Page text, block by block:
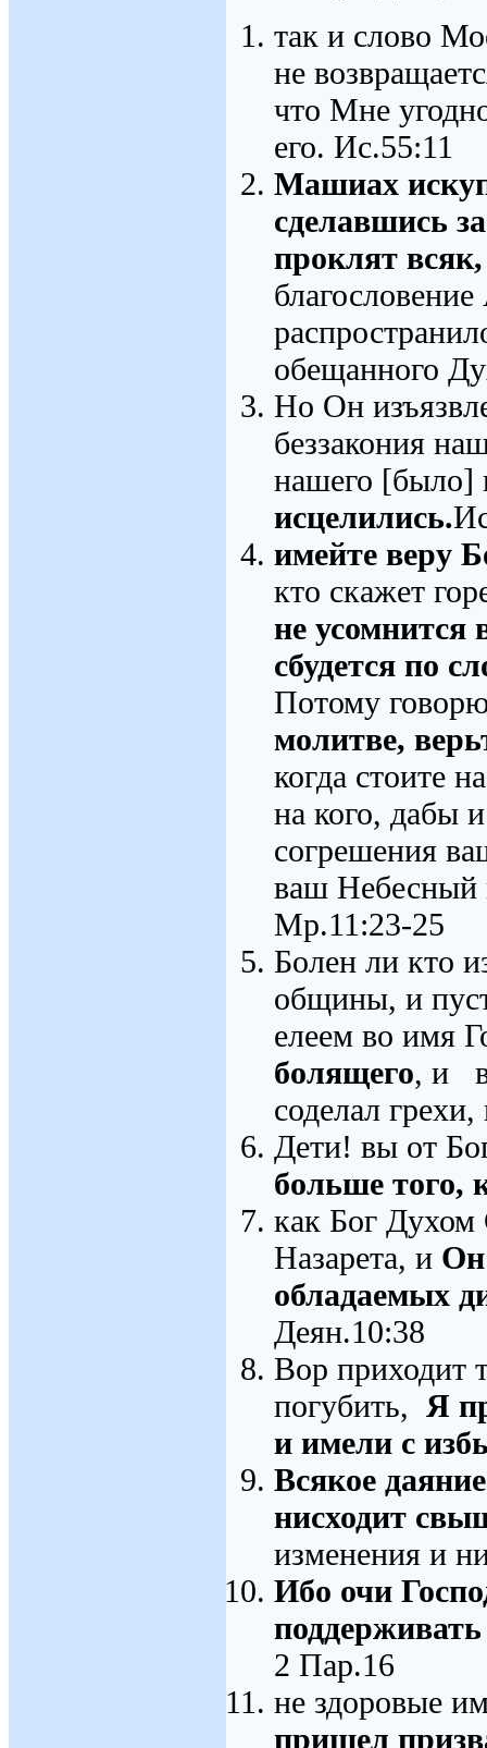
так и слово
не
что Мне
его. Ис.55:11
Машиах
сделавшись
проклят
обещанного
Но Он
беззакония
нашего
исцелились.
имейте веру
кто скажет
не усомнится
сбудется по
Потому
молитве,
когда стоите
на кого, дабы
согрешения
ваш Небесный
Мр.11:23-25
Болен ли кто
общины, и
елеем во имя
болящего, и
соделал
Дети! вы от
больше того,
как Бог
Назарета, и Он
обладаемых
Деян.10:38
Вор приходит
погубить, Я
и имели с
Всякое
нисходит
изменения и
Ибо очи
2 Пар.16
не здоровые
пришел